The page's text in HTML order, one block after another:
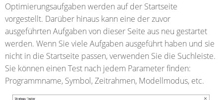
Optimierungsaufgaben werden auf der Startseite
vorgestellt. Darüber hinaus kann eine der zuvor
ausgeführten Aufgaben von dieser Seite aus neu gestartet
werden. Wenn Sie viele Aufgaben ausgeführt haben und sie
nicht in die Startseite passen, verwenden Sie die Suchleiste.
Sie können einen Test nach jedem Parameter finden:
Programmname, Symbol, Zeitrahmen, Modellmodus, etc.